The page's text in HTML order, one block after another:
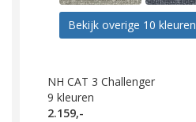
Bekijk overige 10 kleuren
NH CAT 3 Challenger
9 kleuren
2.159,-